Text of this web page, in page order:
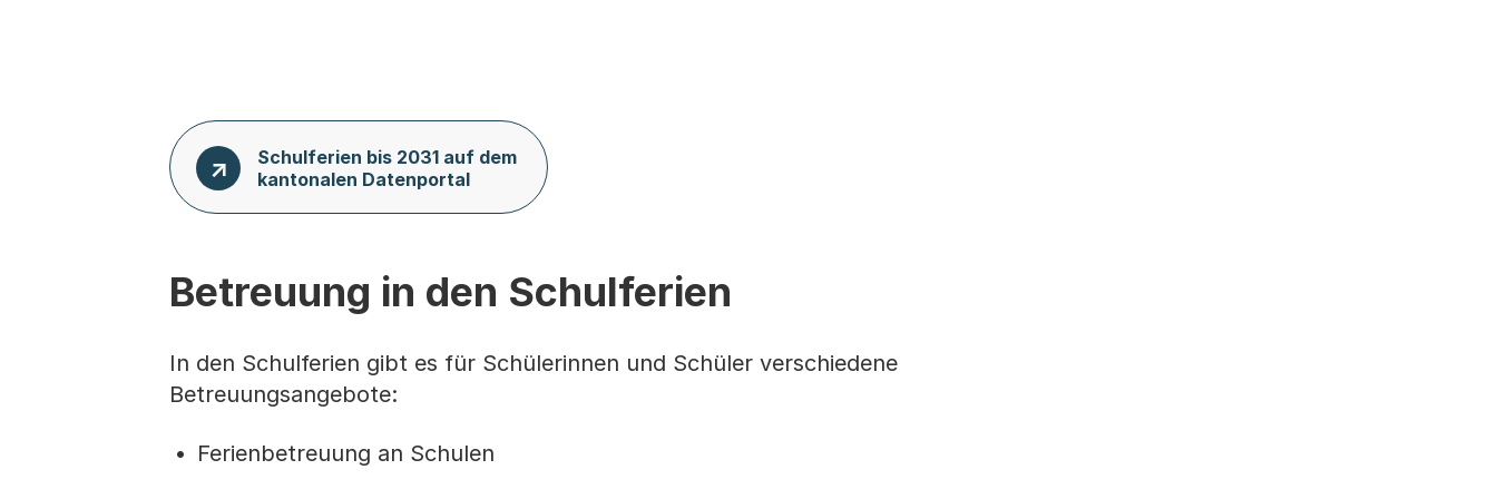
Schulferien bis 2031 auf dem
kantonalen Datenportal
Betreuung in den Schulferien
In den Schulferien gibt es für Schülerinnen und Schüler verschiedene
Betreuungsangebote:
Ferienbetreuung an Schulen